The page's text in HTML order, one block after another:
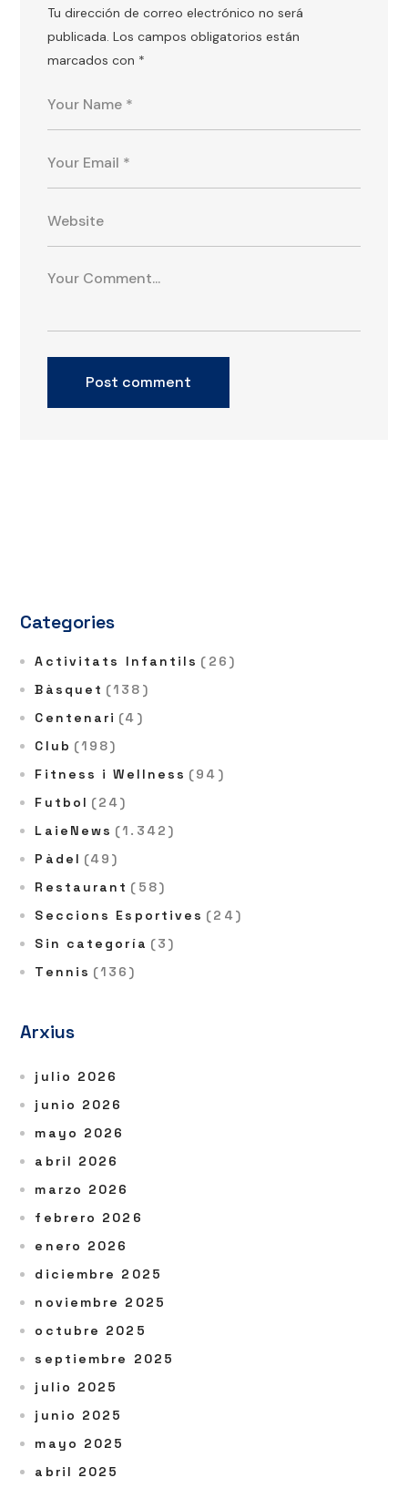
Tu dirección de correo electrónico no será
publicada. Los campos obligatorios están
marcados con *
Categories
Activitats Infantils (26)
Bàsquet (138)
Centenari (4)
Club (198)
Fitness i Wellness (94)
Futbol (24)
LaieNews (1.342)
Pàdel (49)
Restaurant (58)
Seccions Esportives (24)
Sin categoría (3)
Tennis (136)
Arxius
julio 2026
junio 2026
mayo 2026
abril 2026
marzo 2026
febrero 2026
enero 2026
diciembre 2025
noviembre 2025
octubre 2025
septiembre 2025
julio 2025
junio 2025
mayo 2025
abril 2025